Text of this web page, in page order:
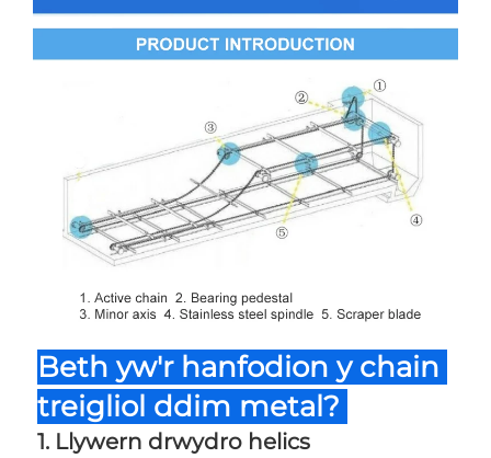
Beth yw'r hanfodion y chain
treigliol ddim metal?
1. Llywern drwydro helics